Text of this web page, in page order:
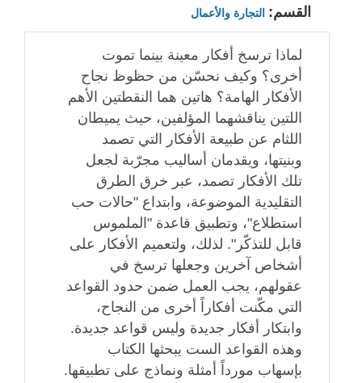
القسم: التجارة والأعمال
لماذا ترسخ أفكار معينة بينما تموت
أخرى؟ وكيف نحسّن من حظوظ نجاح
الأفكار الهامة؟ هاتين هما النقطتين الأهم
اللتين يناقشهما المؤلفين، حيث يميطان
اللثام عن طبيعة الأفكار التي تصمد
وبنيتها، ويقدمان أساليب مجرّبة لجعل
تلك الأفكار تصمد، عبر خرق الطرق
التقليدية الموضوعة، وابتداع "حالات حب
استطلاع"، وتطبيق قاعدة "الملموس
قابل للتذكّر". لذلك، ولتعميم الأفكار على
أشخاص آخرين وجعلها ترسخ في
عقولهم، يجب العمل ضمن حدود القواعد
التي مكّنت أفكاراً أخرى من النجاح،
وابتكار أفكار جديدة وليس قواعد جديدة.
وهذه القواعد الست يبحثها الكتاب
بإسهاب مورداً أمثلة ونماذج على تطبيقها.